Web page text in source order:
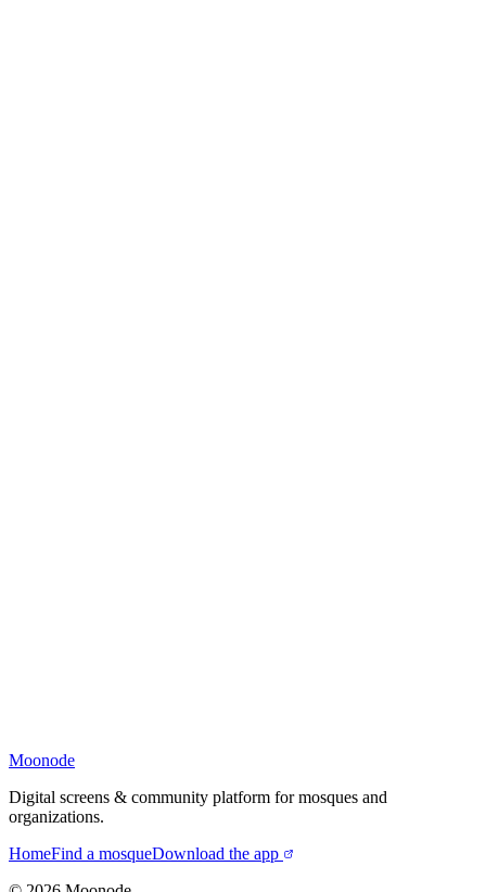
Moonode
Digital screens & community platform for mosques and
organizations.
HomeFind a mosqueDownload the app